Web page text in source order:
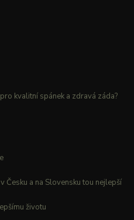
kvalitní spánek a zdravá záda?
Česku a na Slovensku tou nejlepší
životu